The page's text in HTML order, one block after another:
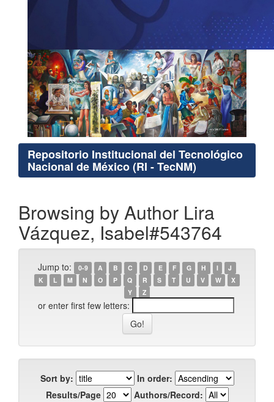
Repositorio Institucional del Tecnológico
Nacional de México (RI - TecNM)
Browsing by Author Lira
Vázquez, Isabel#543764
Jump to: 0-9 A B C D E F G H I
J
K
L M N O P Q R S T U V W
X
Y
Z
or enter first few letters:
Sort by:
In order:
Results/Page
Authors/Record: